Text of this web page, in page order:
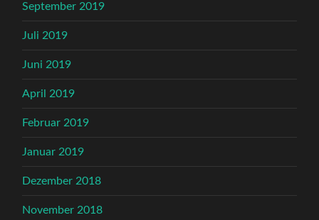
September 2019
Juli 2019
Juni 2019
April 2019
Februar 2019
Januar 2019
Dezember 2018
November 2018